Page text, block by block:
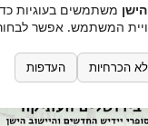
משתמשים בעוגיות
המשתמש. אפשר לבחור
הכרחיות העדפות